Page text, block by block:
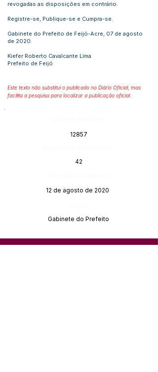
revogadas as disposições em contrário.
Registre-se, Publique-se e Cumpra-se.
Gabinete do Prefeito de Feijó-Acre, 07 de agosto
de 2020.
Kiefer Roberto Cavalcante Lima
Prefeito de Feijó
Este texto não substitui o publicado no Diário Oficial, mas
facilita a pesquisa para localizar a publicação oficial.
12857
42
12 de agosto de 2020
Gabinete do Prefeito